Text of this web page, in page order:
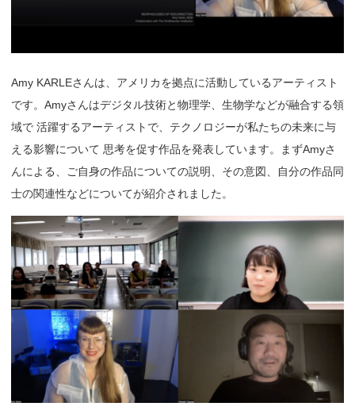
Amy KARLEさんは、アメリカを拠点に活動しているアーティスト
です。Amyさんはデジタル技術と物理学、生物学などが融合する領
域で 活躍するアーティストで、テクノロジーが私たちの未来に与
える影響について 思考を促す作品を発表しています。まずAmyさ
んによる、ご自身の作品についての説明、その意図、自分の作品同
士の関連性などについてが紹介されました。